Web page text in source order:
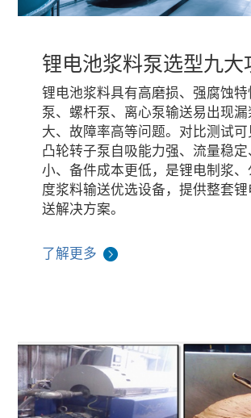
锂电池浆料泵选型九大
锂电池浆料具有高磨损、强腐蚀特
泵、螺杆泵、离心泵输送易出现漏
大、故障率高等问题。对比测试
凸轮转子泵自吸能力强、流量稳
小、备件成本更低，是锂电制浆
度浆料输送优选设备，提供整套
送解决方案。
了解更多